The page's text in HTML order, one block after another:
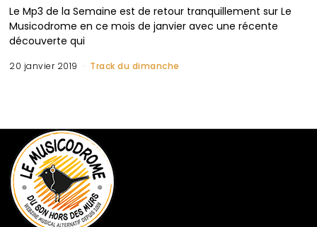
Le Mp3 de la Semaine est de retour tranquillement sur Le
Musicodrome en ce mois de janvier avec une récente
découverte qui
20 janvier 2019 Track du dimanche